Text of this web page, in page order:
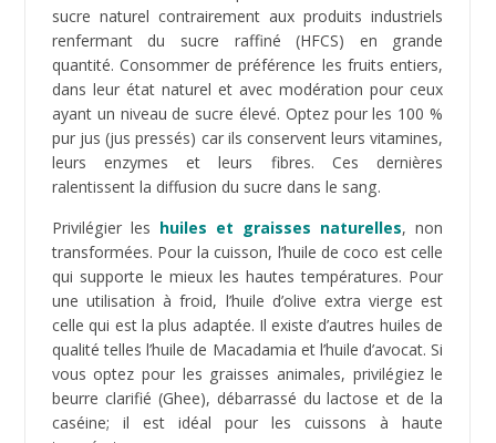
même, à consommer avec modération car
hautement en calorifiques pour certains (ex : noix de
Pécan, noix de Macadamia). Une consommation
moyenne d’une poignée de fruits à coques par
jour diminue le cholestérol global et le
mauvais cholestérol.
Faites vous plaisir avec desdessertscontenant
peu de matière grasse et dénués de sucre raffiné. Il
est possible de composer des salades de fruits, des
pancakes, des barres de fruits secs, des crumbles à la
groseille, 100% compatibles paléo.
Nous y sommes, vous savez dorénavant quoi ajouter
dans votre liste de courses en vous basant sur ce
listingcomplet non exhaustif d’aliments compatibles
avec le régime paléo.